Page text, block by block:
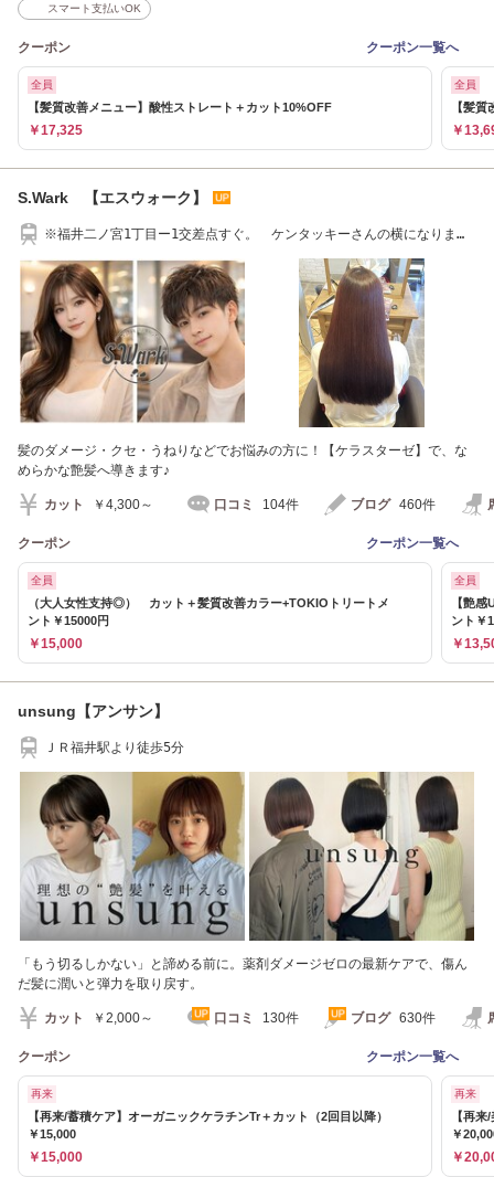
スマート支払いOK
クーポン クーポン一覧へ
全員
【髪質改善メニュー】酸性ストレート＋カット10%OFF
￥17,325
全員
【髪
￥
S.Wark 【エスウォーク】
※福井二ノ宮1丁目ー1交差点すぐ。 ケンタッキーさんの横になりま
髪のダメージ・クセ・うねりなどでお悩みの方に！【ケラスターゼ】で、な
めらかな艶髪へ導きます♪
カット ￥4,300～ 口コミ 104件 ブログ 460件
クーポン クーポン一覧へ
全員
（大人女性支持◎） カット＋髪質改善カラー+TOKIOトリートメ
ント￥15000円
￥15,000
全員
【艶
ント￥
￥
unsung【アンサン】
ＪＲ福井駅より徒歩5分
「もう切るしかない」と諦める前に。薬剤ダメージゼロの最新ケアで、傷ん
だ髪に潤いと弾力を取り戻す。
カット ￥2,000～ 口コミ 130件 ブログ 630件
クーポン クーポン一覧へ
再来
【再来/蓄積ケア】オーガニックケラチンTr＋カット（2回目以降）
￥15,000
￥15,000
再来
【再
￥
￥